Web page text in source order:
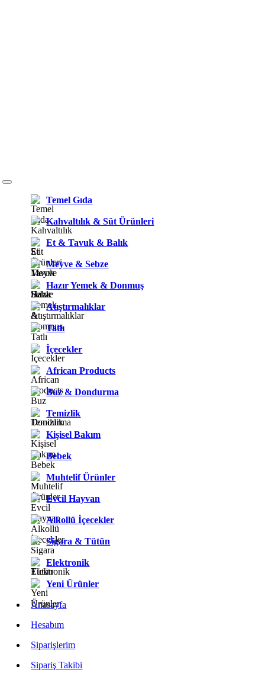
Temel Gıda
Kahvaltılık & Süt Ürünleri
Et & Tavuk & Balık
Meyve & Sebze
Hazır Yemek & Donmuş
Atıştırmalıklar
Tatlı
İçecekler
African Products
Buz & Dondurma
Temizlik
Kişisel Bakım
Bebek
Muhtelif Ürünler
Evcil Hayvan
Alkollü İçecekler
Sigara & Tütün
Elektronik
Yeni Ürünler
Anasayfa
Hesabım
Siparişlerim
Sipariş Takibi